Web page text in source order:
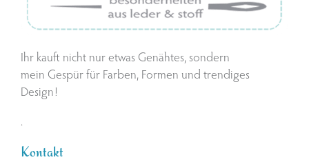
Ihr kauft nicht nur etwas Genähtes, sondern
mein Gespür für Farben, Formen und trendiges
Design!
.
Kontakt